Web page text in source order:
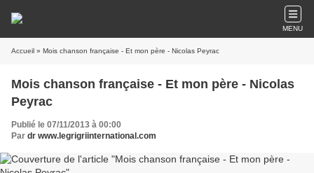
MENU
Accueil » Mois chanson française - Et mon père - Nicolas Peyrac
Mois chanson française - Et mon père - Nicolas
Peyrac
Publié le 07/11/2013 à 00:00
Par dr www.legrigriinternational.com